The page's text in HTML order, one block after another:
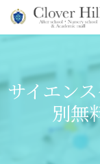
サイエン
別無